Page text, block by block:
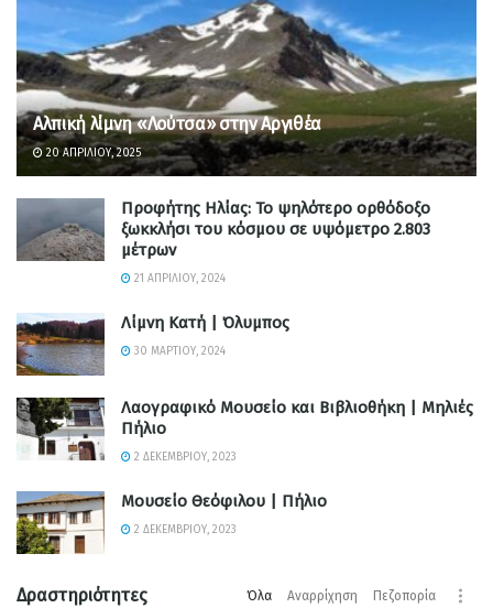
Αλπική λίμνη «Λούτσα» στην Αργιθέα
20 ΑΠΡΙΛΊΟΥ, 2025
Προφήτης Ηλίας: Το ψηλότερο ορθόδοξο
ξωκκλήσι του κόσμου σε υψόμετρο 2.803
μέτρων
21 ΑΠΡΙΛΊΟΥ, 2024
Λίμνη Κατή | Όλυμπος
30 ΜΑΡΤΊΟΥ, 2024
Λαογραφικό Μουσείο και Βιβλιοθήκη | Μηλιές
Πήλιο
2 ΔΕΚΕΜΒΡΊΟΥ, 2023
Μουσείο Θεόφιλου | Πήλιο
2 ΔΕΚΕΜΒΡΊΟΥ, 2023
Δραστηριότητες Όλα Αναρρίχηση Πεζοπορία